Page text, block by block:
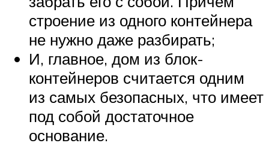
строение из одного контейнера
не нужно даже разбирать;
И, главное, дом из блок-
контейнеров считается одним
из самых безопасных, что имеет
под собой достаточное
основание.